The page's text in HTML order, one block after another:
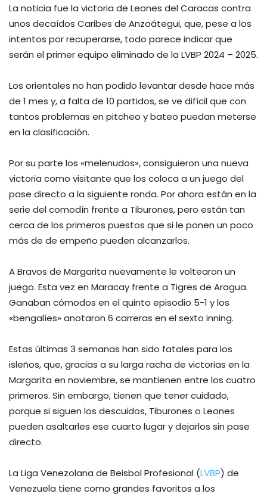
La noticia fue la victoria de Leones del Caracas contra
unos decaídos Caribes de Anzoátegui, que, pese a los
intentos por recuperarse, todo parece indicar que
serán el primer equipo eliminado de la LVBP 2024 – 2025.
Los orientales no han podido levantar desde hace más
de 1 mes y, a falta de 10 partidos, se ve difícil que con
tantos problemas en pitcheo y bateo puedan meterse
en la clasificación.
Por su parte los «melenudos», consiguieron una nueva
victoria como visitante que los coloca a un juego del
pase directo a la siguiente ronda. Por ahora están en la
serie del comodín frente a Tiburones, pero están tan
cerca de los primeros puestos que si le ponen un poco
más de de empeño pueden alcanzarlos.
A Bravos de Margarita nuevamente le voltearon un
juego. Esta vez en Maracay frente a Tigres de Aragua.
Ganaban cómodos en el quinto episodio 5-1 y los
«bengalíes» anotaron 6 carreras en el sexto inning.
Estas últimas 3 semanas han sido fatales para los
isleños, que, gracias a su larga racha de victorias en la
Margarita en noviembre, se mantienen entre los cuatro
primeros. Sin embargo, tienen que tener cuidado,
porque si siguen los descuidos, Tiburones o Leones
pueden asaltarles ese cuarto lugar y dejarlos sin pase
directo.
La Liga Venezolana de Beisbol Profesional (LVBP) de
Venezuela tiene como grandes favoritos a los